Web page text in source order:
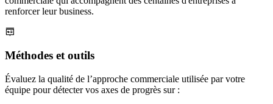
renforcer leur business.
Méthodes et outils
Évaluez la qualité de l’approche commerciale utilisée par votre
équipe pour détecter vos axes de progrès sur :